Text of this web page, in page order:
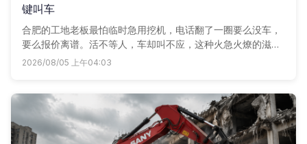
键叫车
合肥的工地老板最怕临时急用挖机，电话翻了一圈要么没车，
要么报价离谱。活不等人，车却叫不应，这种火急火燎的滋味
谁干谁知道。现在不用愁了，上机械星球发个单子，附近的车
2026/08/05 上午04:03